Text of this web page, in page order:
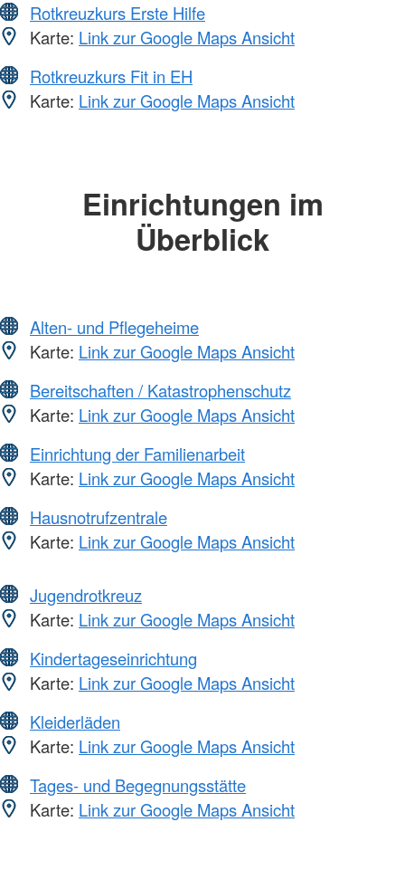
Rotkreuzkurs Erste Hilfe
Karte: Link zur Google Maps Ansicht
Rotkreuzkurs Fit in EH
Karte: Link zur Google Maps Ansicht
Einrichtungen im
Überblick
Alten- und Pflegeheime
Karte: Link zur Google Maps Ansicht
Bereitschaften / Katastrophenschutz
Karte: Link zur Google Maps Ansicht
Einrichtung der Familienarbeit
Karte: Link zur Google Maps Ansicht
Hausnotrufzentrale
Karte: Link zur Google Maps Ansicht
Jugendrotkreuz
Karte: Link zur Google Maps Ansicht
Kindertageseinrichtung
Karte: Link zur Google Maps Ansicht
Kleiderläden
Karte: Link zur Google Maps Ansicht
Tages- und Begegnungsstätte
Karte: Link zur Google Maps Ansicht